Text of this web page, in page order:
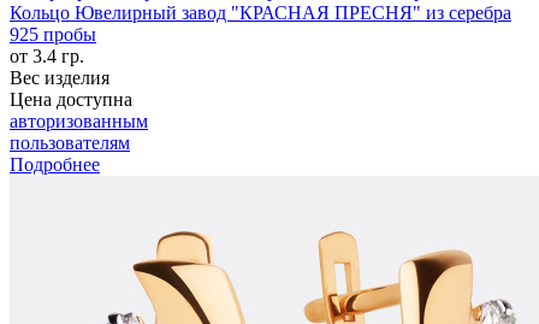
Кольцо Ювелирный завод "КРАСНАЯ ПРЕСНЯ" из серебра
925 пробы
от 3.4 гр.
Вес изделия
Цена доступна
авторизованным
пользователям
Подробнее